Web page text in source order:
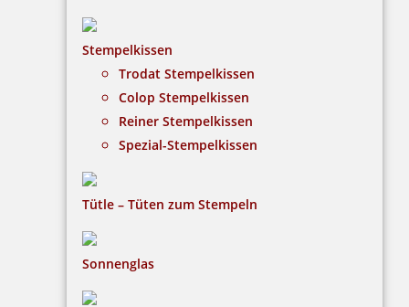
Stempelkissen
Trodat Stempelkissen
Colop Stempelkissen
Reiner Stempelkissen
Spezial-Stempelkissen
Tütle – Tüten zum Stempeln
Sonnenglas
HINWEISE
Versandinformationen
Zahlungsbedingungen
Bestellhinweise
INFORMATIONEN